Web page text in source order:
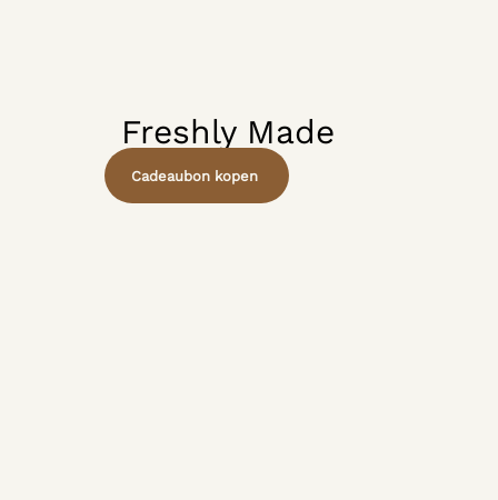
Freshly Made
For You
Cadeaubon kopen